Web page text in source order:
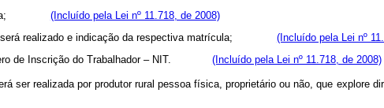
(Incluído pela Lei nº 11.718, de 2008)
será realizado e indicação da respectiva matrícula; (Incluído pela Lei nº
de Inscrição do Trabalhador – NIT. (Incluído pela Lei nº 11.718, de 2008)
ser realizada por produtor rural pessoa física, proprietário ou não, que